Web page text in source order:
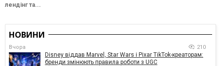
лендінг та...
НОВИНИ
Вчора 210
Disney віддав Marvel, Star Wars і Pixar TikTok-креаторам:
бренди змінюють правила роботи з UGC